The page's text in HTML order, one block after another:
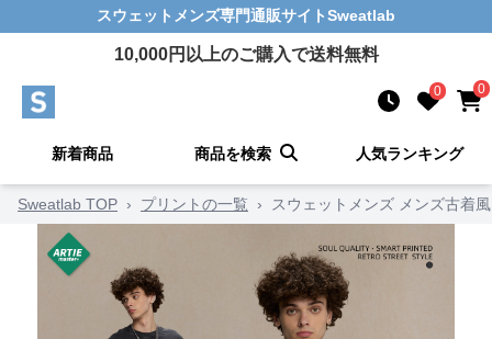
スウェットメンズ専門通販サイトSweatlab
10,000円以上のご購入で送料無料
0 0
新着商品 商品を検索 人気ランキング
Sweatlab TOP › プリントの一覧 › スウェットメンズ メンズ古着